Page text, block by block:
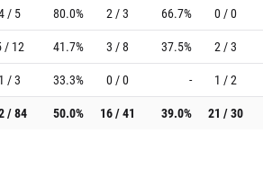
/ 5 80.0% 2 / 3 66.7% 0 / 0
/ 12 41.7% 3 / 8 37.5% 2 / 3
1 / 3 33.3% 0 / 0 - 1 / 2
/ 84 50.0% 16 / 41 39.0% 21 / 30